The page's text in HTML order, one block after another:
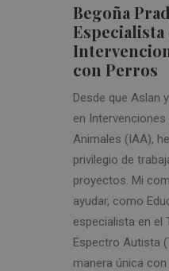
Begoña
Especialista
con Perros
Desde que Aslan
en
Animales (IAA),
privilegio de
proyectos. Mi
ayudar, como
especialista en el
Espectro Autista
manera única